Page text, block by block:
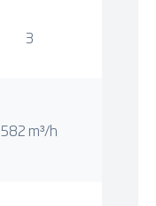
3
582 m³/h